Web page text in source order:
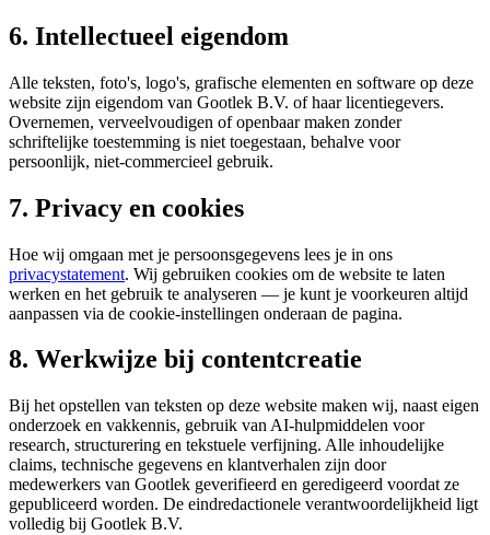
6. Intellectueel eigendom
Alle teksten, foto's, logo's, grafische elementen en software op deze
website zijn eigendom van Gootlek B.V. of haar licentiegevers.
Overnemen, verveelvoudigen of openbaar maken zonder
schriftelijke toestemming is niet toegestaan, behalve voor
persoonlijk, niet-commercieel gebruik.
7. Privacy en cookies
Hoe wij omgaan met je persoonsgegevens lees je in ons
privacystatement. Wij gebruiken cookies om de website te laten
werken en het gebruik te analyseren — je kunt je voorkeuren altijd
aanpassen via de cookie-instellingen onderaan de pagina.
8. Werkwijze bij contentcreatie
Bij het opstellen van teksten op deze website maken wij, naast eigen
onderzoek en vakkennis, gebruik van AI-hulpmiddelen voor
research, structurering en tekstuele verfijning. Alle inhoudelijke
claims, technische gegevens en klantverhalen zijn door
medewerkers van Gootlek geverifieerd en geredigeerd voordat ze
gepubliceerd worden. De eindredactionele verantwoordelijkheid ligt
volledig bij Gootlek B.V.